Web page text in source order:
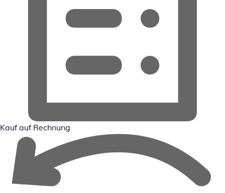
Kauf auf Rechnung